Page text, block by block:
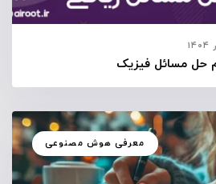
معرفی هوش مصنوعی